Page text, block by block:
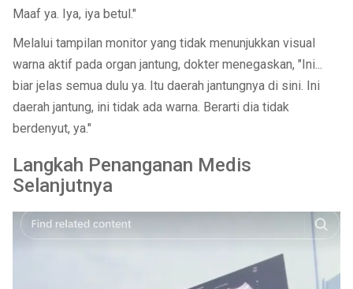
Maaf ya. Iya, iya betul."
Melalui tampilan monitor yang tidak menunjukkan visual
warna aktif pada organ jantung, dokter menegaskan, "Ini...
biar jelas semua dulu ya. Itu daerah jantungnya di sini. Ini
daerah jantung, ini tidak ada warna. Berarti dia tidak
berdenyut, ya."
Langkah Penanganan Medis
Selanjutnya